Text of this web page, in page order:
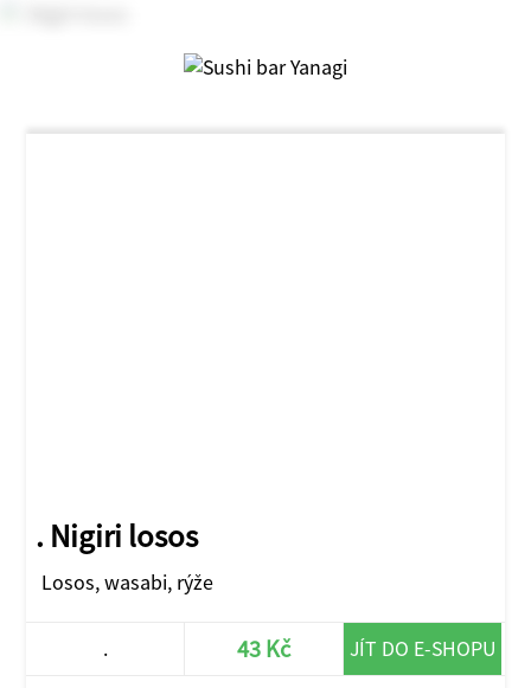
. Nigiri losos
Losos, wasabi, rýže
. 43 Kč JÍT DO E-SHOPU